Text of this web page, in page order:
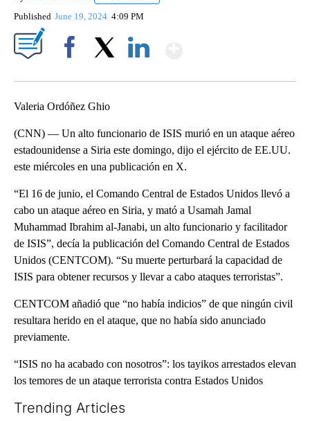
Published June 19, 2024 4:09 PM
Valeria Ordóñez Ghio
(CNN) — Un alto funcionario de ISIS murió en un ataque aéreo
estadounidense a Siria este domingo, dijo el ejército de EE.UU.
este miércoles en una publicación en X.
“El 16 de junio, el Comando Central de Estados Unidos llevó a
cabo un ataque aéreo en Siria, y mató a Usamah Jamal
Muhammad Ibrahim al-Janabi, un alto funcionario y facilitador
de ISIS”, decía la publicación del Comando Central de Estados
Unidos (CENTCOM). “Su muerte perturbará la capacidad de
ISIS para obtener recursos y llevar a cabo ataques terroristas”.
CENTCOM añadió que “no había indicios” de que ningún civil
resultara herido en el ataque, que no había sido anunciado
previamente.
“ISIS no ha acabado con nosotros”: los tayikos arrestados elevan
los temores de un ataque terrorista contra Estados Unidos
Trending Articles